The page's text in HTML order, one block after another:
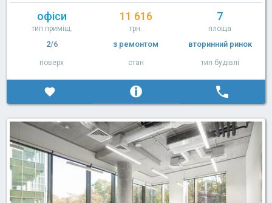
офіси
тип приміщ.
11 616
грн.
7
площа
2/6
поверх
з ремонтом
стан
вторинний ринок
тип будівлі